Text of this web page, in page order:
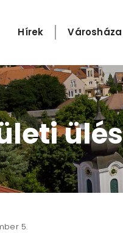
Hírek Városháza
5.